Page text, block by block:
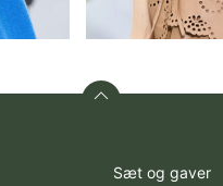
Sæt og gaver